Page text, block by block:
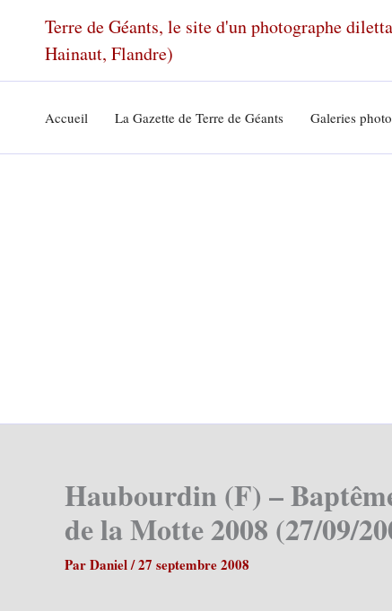
Terre de Géants, le site d'un photographe
Hainaut, Flandre)
Accueil La Gazette de Terre de Géants Galeries
Haubourdin (F) –
de la Motte 2008 (27/09/
ParDaniel/27 septembre 2008